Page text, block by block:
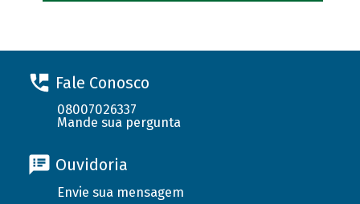
Fale Conosco
08007026337
Mande sua pergunta
Ouvidoria
Envie sua mensagem